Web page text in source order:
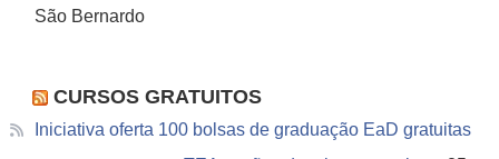
São Bernardo
CURSOS GRATUITOS
Iniciativa oferta 100 bolsas de graduação EaD gratuitas